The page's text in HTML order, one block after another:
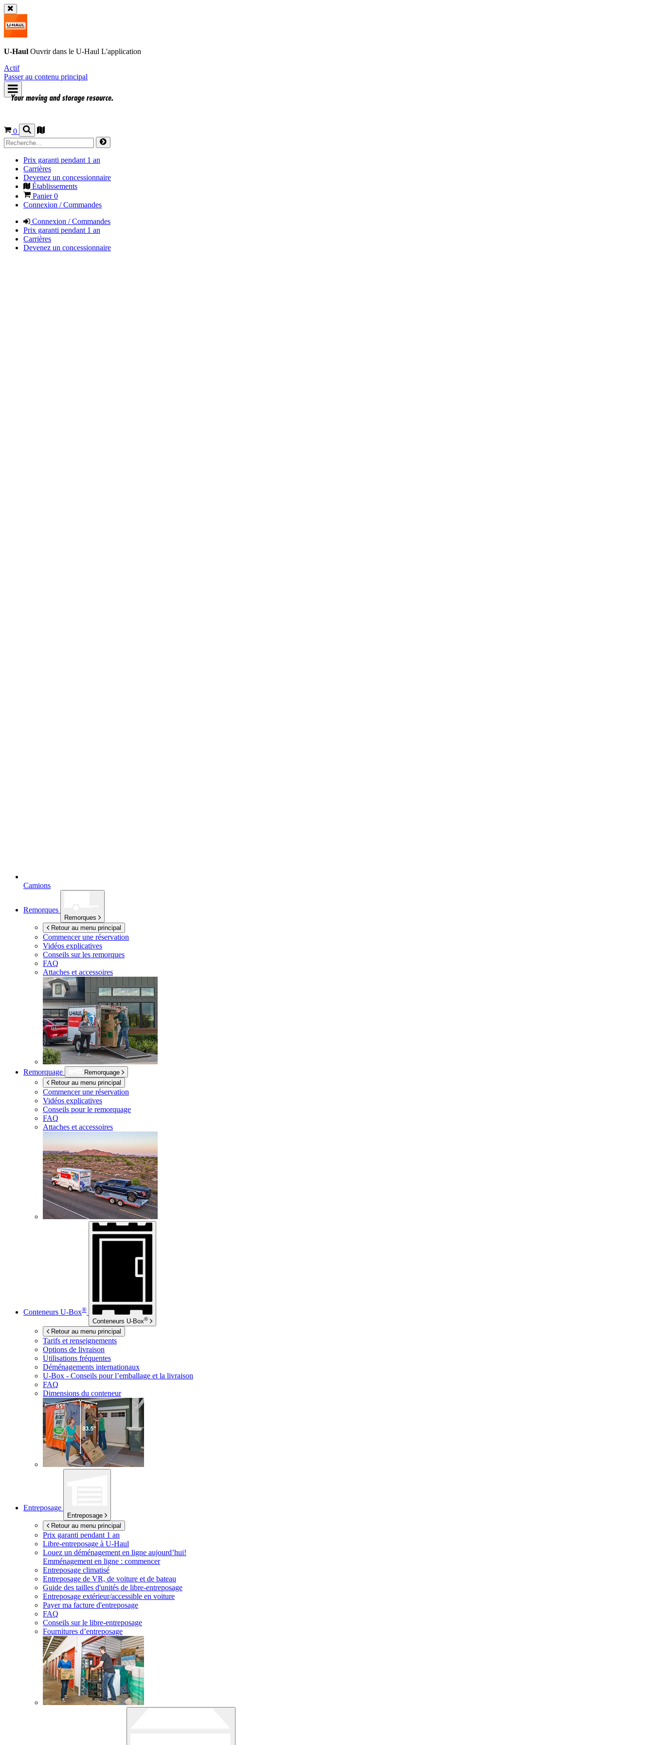
U-Haul Ouvrir dans le U-Haul L'application
Actif
Passer au contenu principal
0
Prix garanti pendant 1 an
Carrières
Devenez un concessionnaire
Établissements
Panier0
Connexion / Commandes
Connexion / Commandes
Prix garanti pendant 1 an
Carrières
Devenez un concessionnaire
Camions
Remorques
Remorques
Retour au menu principal
Commencer une réservation
Vidéos explicatives
Conseils sur les remorques
FAQ
Attaches et accessoires
Remorquage
Remorquage
Retour au menu principal
Commencer une réservation
Vidéos explicatives
Conseils pour le remorquage
FAQ
Attaches et accessoires
Conteneurs U-Box®
Conteneurs U-Box®
Retour au menu principal
Tarifs et renseignements
Options de livraison
Utilisations fréquentes
Déménagements internationaux
U-Box - Conseils pour l’emballage et la livraison
FAQ
Dimensions du conteneur
Entreposage
Entreposage
Retour au menu principal
Prix garanti pendant 1 an
Libre-entreposage à U-Haul
Louez un déménagement en ligne aujourd’hui!
Emménagement en ligne : commencer
Entreposage climatisé
Entreposage de VR, de voiture et de bateau
Guide des tailles d'unités de libre-entreposage
Entreposage extérieur/accessible en voiture
Payer ma facture d'entreposage
FAQ
Conseils sur le libre-entreposage
Fournitures d’entreposage